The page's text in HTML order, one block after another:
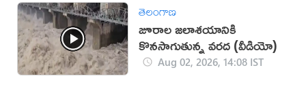
తెలంగాణ
జూరాల జలాశయానికి
కొనసాగుతున్న వరద (వీడియో)
Aug 02, 2026, 14:08 IST